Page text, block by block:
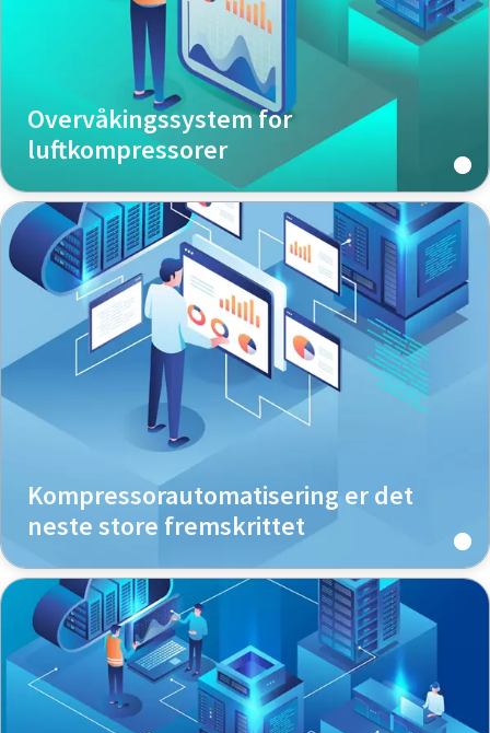
Overvåkingssystem for
luftkompressorer
Kompressorautomatisering er det
neste store fremskrittet